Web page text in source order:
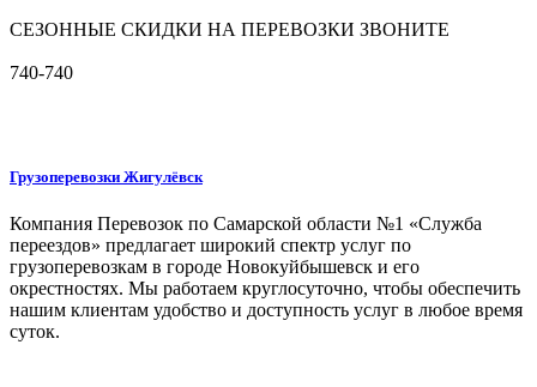
СЕЗОННЫЕ СКИДКИ НА ПЕРЕВОЗКИ ЗВОНИТЕ
740-740
Грузоперевозки Жигулёвск
Компания Перевозок по Самарской области №1 «Служба
переездов» предлагает широкий спектр услуг по
грузоперевозкам в городе Новокуйбышевск и его
окрестностях. Мы работаем круглосуточно, чтобы обеспечить
нашим клиентам удобство и доступность услуг в любое время
суток.